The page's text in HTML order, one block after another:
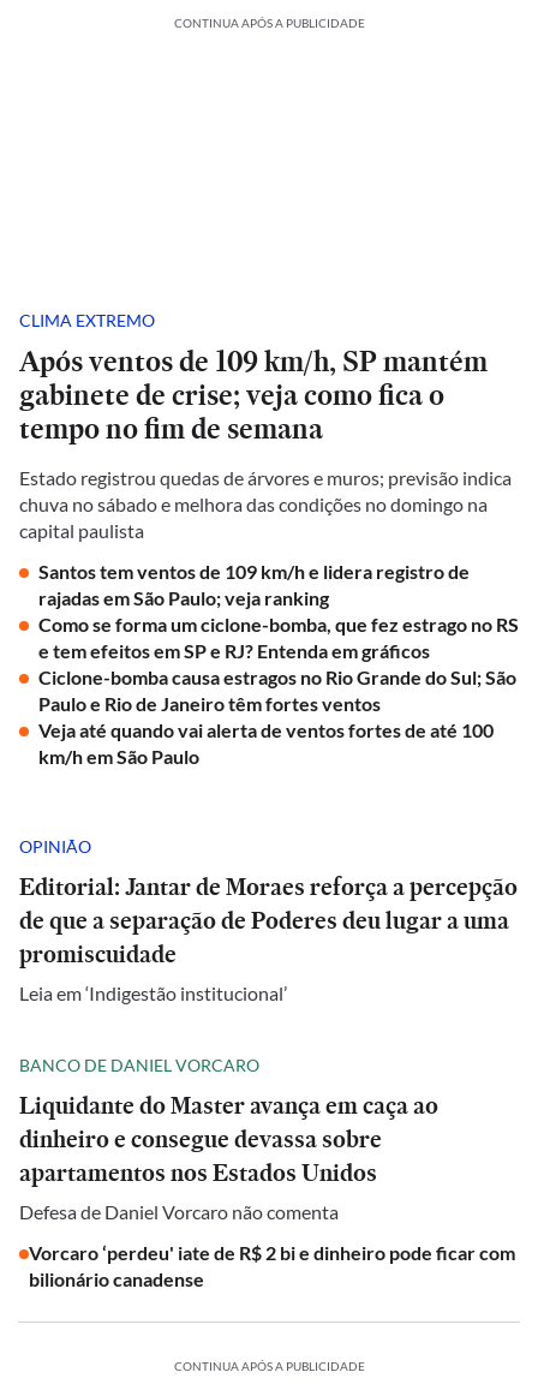
CONTINUA APÓS A PUBLICIDADE
CLIMA EXTREMO
Após ventos de 109 km/h, SP mantém
gabinete de crise; veja como fica o
tempo no fim de semana
Estado registrou quedas de árvores e muros; previsão indica
chuva no sábado e melhora das condições no domingo na
capital paulista
Santos tem ventos de 109 km/h e lidera registro de
rajadas em São Paulo; veja ranking
Como se forma um ciclone-bomba, que fez estrago no RS
e tem efeitos em SP e RJ? Entenda em gráficos
Ciclone-bomba causa estragos no Rio Grande do Sul; São
Paulo e Rio de Janeiro têm fortes ventos
Veja até quando vai alerta de ventos fortes de até 100
km/h em São Paulo
OPINIÃO
Editorial: Jantar de Moraes reforça a percepção
de que a separação de Poderes deu lugar a uma
promiscuidade
Leia em ‘Indigestão institucional’
BANCO DE DANIEL VORCARO
Liquidante do Master avança em caça ao
dinheiro e consegue devassa sobre
apartamentos nos Estados Unidos
Defesa de Daniel Vorcaro não comenta
Vorcaro ‘perdeu' iate de R$ 2 bi e dinheiro pode ficar com
bilionário canadense
CONTINUA APÓS A PUBLICIDADE